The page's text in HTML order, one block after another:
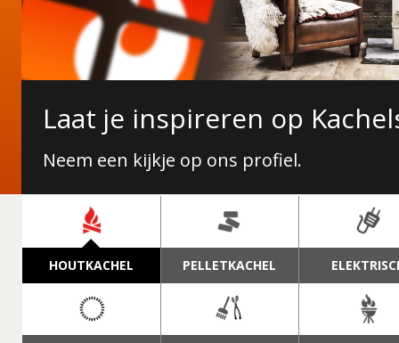
Nieuwe collectie
Janco de Jong!
Laat je inspireren op
Neem een kijkje op ons profiel.
NAVIGATIE
HOUTKACHEL PELLETKACHEL